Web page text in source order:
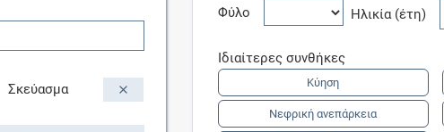
Μάθετε περισσότερα για τα οφέλη και τις
προγραμμάτων
Σκεύασμα
Φύλο Ηλικία (έτη)
Ιδιαίτερες συνθήκες
Κύηση
Νεφρική ανεπάρκεια